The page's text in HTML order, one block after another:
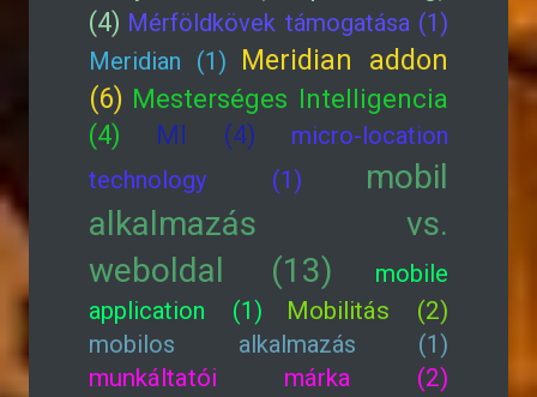
(4) Mérföldkövek támogatása (1)
Meridian (1)
Meridian addon
(6) Mesterséges Intelligencia
(4)
MI (4)
micro-location
technology (1)
mobil
alkalmazás vs.
weboldal (13)
mobile
application (1)
Mobilitás (2)
mobilos alkalmazás (1)
munkáltatói márka (2)